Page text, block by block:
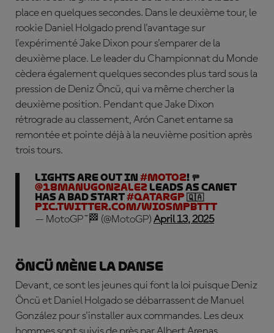
place en quelques secondes. Dans le deuxième tour, le
rookie Daniel Holgado prend l'avantage sur
l'expérimenté Jake Dixon pour s'emparer de la
deuxième place. Le leader du Championnat du Monde
cèdera également quelques secondes plus tard sous la
pression de Deniz Öncü, qui va même chercher la
deuxième position. Pendant que Jake Dixon
rétrograde au classement, Arón Canet entame sa
remontée et pointe déjà à la neuvième position après
trois tours.
LIGHTS ARE OUT IN #Moto2! 🚥
@18manugonzalez leads as Canet
has a bad start#QatarGP 🇶🇦
pic.twitter.com/wI0smPbTtt
— MotoGP™🏁 (@MotoGP) April 13, 2025
Öncü mène la danse
Devant, ce sont les jeunes qui font la loi puisque Deniz
Öncü et Daniel Holgado se débarrassent de Manuel
González pour s'installer aux commandes. Les deux